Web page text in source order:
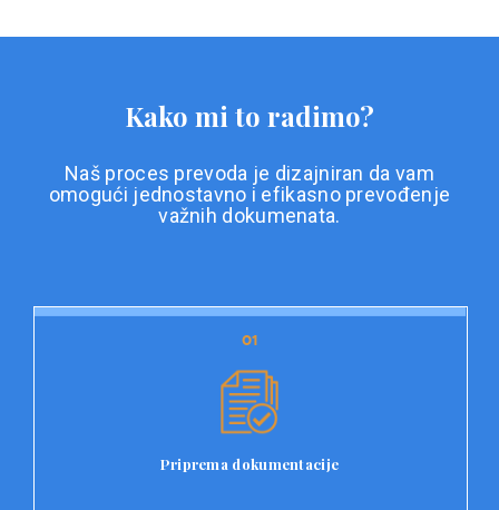
Kako mi to radimo?
Naš proces prevoda je dizajniran da vam
omogući jednostavno i efikasno prevođenje
važnih dokumenata.
01
Priprema dokumentacije
01
Prvi korak u našem procesu prevoda je priprema
dokumentacije. Korisnici jednostavno učitavaju svoje
dokumenta, kao i specifične zahtjeve za prevod.